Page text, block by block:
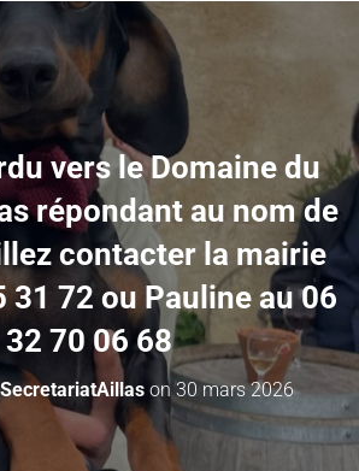
vers le Domaine du
répondant au nom de
contacter la mairie
31 72 ou Pauline au 06
32 70 06 68
SecretariatAillason30 mars 2026